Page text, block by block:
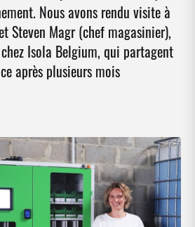
Nous avons rendu visite à
Steven Magr (chef magasinier),
Isola Belgium, qui partagent
après plusieurs mois